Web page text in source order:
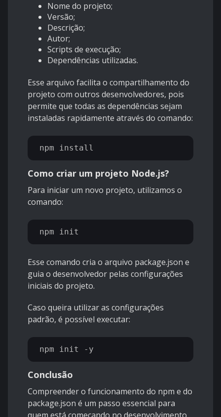
Nome do projeto;
Versão;
Descrição;
Autor;
Scripts de execução;
Dependências utilizadas.
Esse arquivo facilita o compartilhamento do
projeto com outros desenvolvedores, pois
permite que todas as dependências sejam
instaladas rapidamente através do comando:
Como criar um projeto Node.js?
Para iniciar um novo projeto, utilizamos o
comando:
Esse comando cria o arquivo package.json e
guia o desenvolvedor pelas configurações
iniciais do projeto.
Caso queira utilizar as configurações
padrão, é possível executar:
Conclusão
Compreender o funcionamento do npm e do
package.json é um passo essencial para